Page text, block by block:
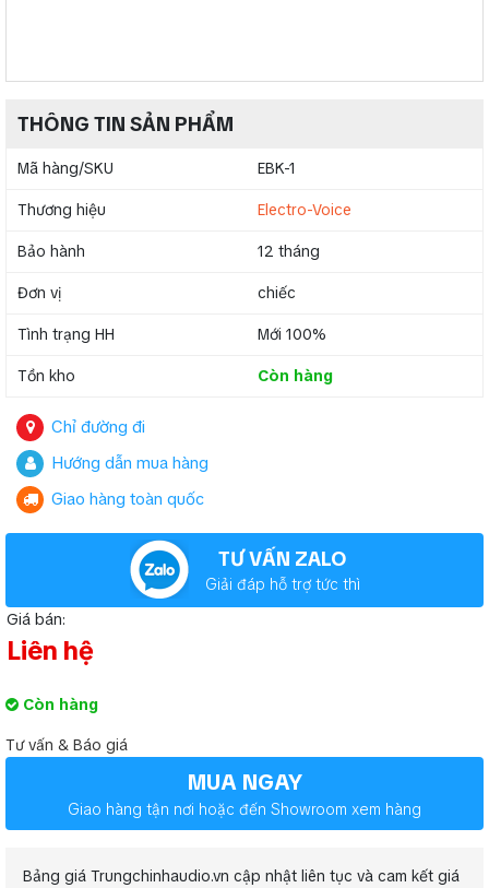
THÔNG TIN SẢN PHẨM
Mã hàng/SKU EBK-1
Thương hiệu Electro-Voice
Bảo hành 12 tháng
Đơn vị chiếc
Tình trạng HH Mới 100%
Tồn kho Còn hàng
Chỉ đường đi
Hướng dẫn mua hàng
Giao hàng toàn quốc
TƯ VẤN ZALO
Giải đáp hỗ trợ tức thì
Giá bán:
Liên hệ
Còn hàng
Tư vấn & Báo giá
MUA NGAY
Giao hàng tận nơi hoặc đến Showroom xem hàng
Bảng giá Trungchinhaudio.vn cập nhật liên tục và cam kết giá